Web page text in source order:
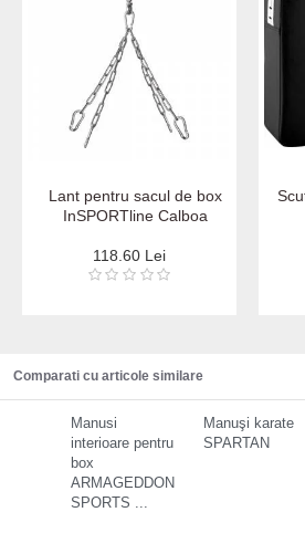
Lant pentru sacul de box
InSPORTline Calboa
118.60 Lei
Comparati cu articole similare
Manusi
interioare pentru
box
ARMAGEDDON
SPORTS ...
Manuşi karate
SPARTAN